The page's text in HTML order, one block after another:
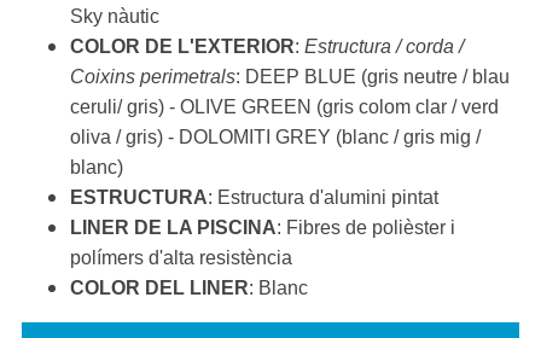
Sky nàutic
COLOR DE L'EXTERIOR: Estructura / corda /
Coixins perimetrals: DEEP BLUE (gris neutre / blau
ceruli/ gris) - OLIVE GREEN (gris colom clar / verd
oliva / gris) - DOLOMITI GREY (blanc / gris mig /
blanc)
ESTRUCTURA: Estructura d'alumini pintat
LINER DE LA PISCINA: Fibres de polièster i
polímers d'alta resistència
COLOR DEL LINER: Blanc